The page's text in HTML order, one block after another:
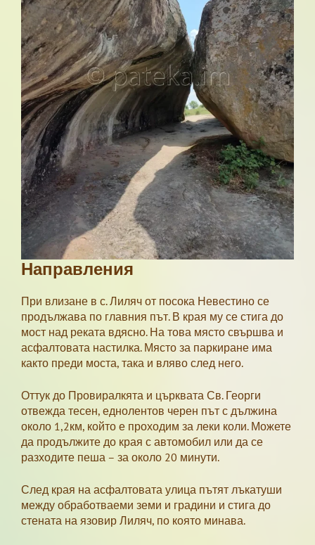
Направления
При влизане в с. Лиляч от посока Невестино се
продължава по главния път. В края му се стига до
мост над реката вдясно. На това място свършва и
асфалтовата настилка. Място за паркиране има
както преди моста, така и вляво след него.
Оттук до Провиралкята и църквата Св. Георги
отвежда тесен, еднолентов черен път с дължина
около 1,2км, който е проходим за леки коли. Можете
да продължите до края с автомобил или да се
разходите пеша – за около 20 минути.
След края на асфалтовата улица пътят лъкатуши
между обработваеми земи и градини и стига до
стената на язовир Лиляч, по която минава.